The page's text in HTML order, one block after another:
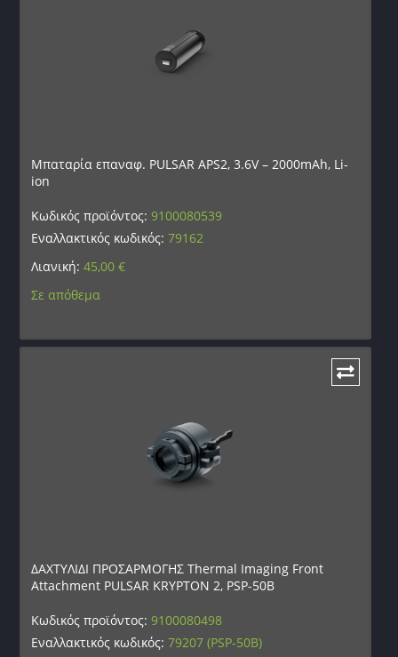
Μπαταρία επαναφ. PULSAR APS2, 3.6V – 2000mAh, Li-
ion
Κωδικός προϊόντος:9100080539
Εναλλακτικός κωδικός:79162
Λιανική:45,00€
Σε απόθεμα
ΔΑΧΤΥΛΙΔΙ ΠΡΟΣΑΡΜΟΓΗΣ Thermal Imaging Front
Attachment PULSAR KRYPTON 2, PSP-50B
Κωδικός προϊόντος:9100080498
Εναλλακτικός κωδικός:79207 (PSP-50B)